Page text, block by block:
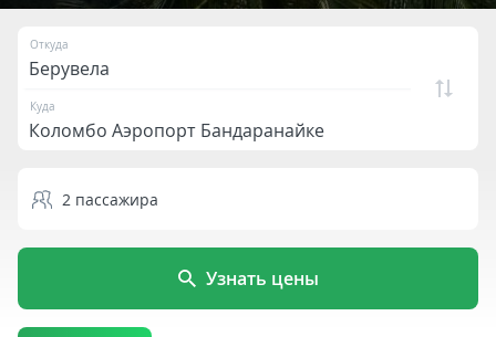
Откуда
Куда
2 пассажира
Узнать цены